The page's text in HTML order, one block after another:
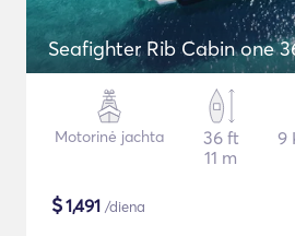
Seafighter Rib Cabin one
Motorinė jachta
36 ft
11 m
9
$1,491 /diena